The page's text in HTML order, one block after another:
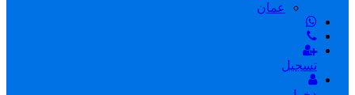
عمان
تسجيل